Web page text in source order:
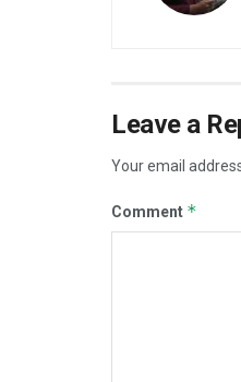
Leave a
Your email
Comment *